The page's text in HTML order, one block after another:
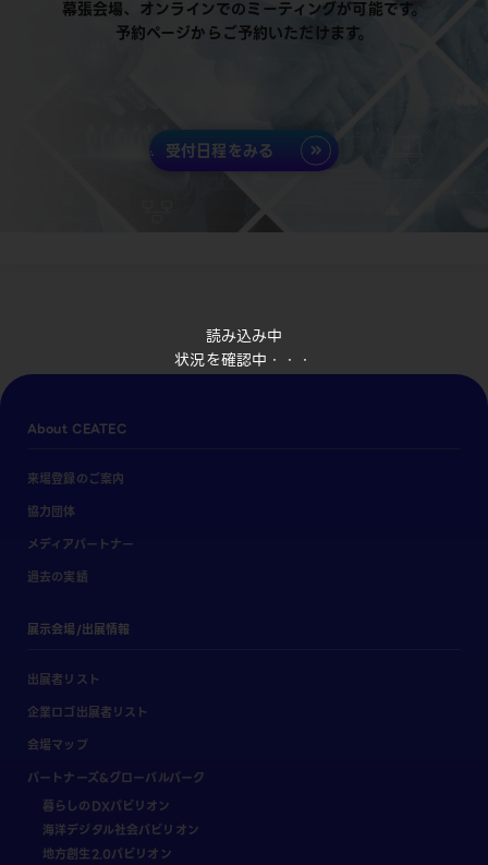
読み込み中
状況を確認中・・・
幕張会場、オンラインでのミーティングが可能です。
予約ページからご予約いただけます。
受付日程をみる
About CEATEC
来場登録のご案内
協力団体
メディアパートナー
過去の実績
展示会場/出展情報
出展者リスト
企業ロゴ出展者リスト
会場マップ
パートナーズ&グローバルパーク
暮らしのDXパビリオン
海洋デジタル社会パビリオン
地方創生2.0パビリオン